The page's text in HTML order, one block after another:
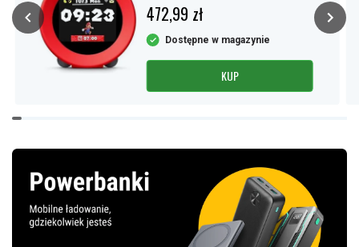
472,99 zł
Dostępne w magazynie
KUP
of